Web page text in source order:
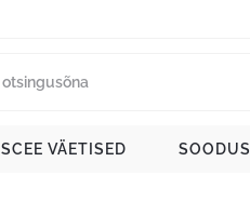
SCEE VÄETISED SOODUS